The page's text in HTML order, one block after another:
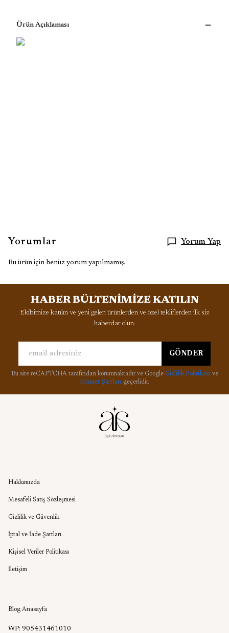
Ürün Açıklaması
Yorumlar Yorum Yap
Bu ürün için henüz yorum yapılmamış.
HABER BÜLTENİMİZE KATILIN
Ekibimize katılın ve yeni gelen ürünlerden ve özel tekliflerden ilk siz
haberdar olun.
GÖNDER
Bu site reCAPTCHA tarafından korunmaktadır ve Google Gizlilik Politikası ve
Hizmet Şartları geçerlidir.
Hakkımızda
Mesafeli Satış Sözleşmesi
Gizlilik ve Güvenlik
İptal ve İade Şartları
Kişisel Veriler Politikası
İletişim
Blog Anasayfa
WP: 905431461010